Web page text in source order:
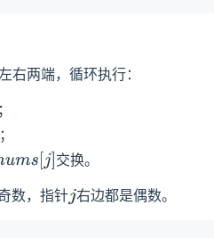
右两端，循环执行：
ums[j ]
交换。
数，指针j 右边都是偶数。